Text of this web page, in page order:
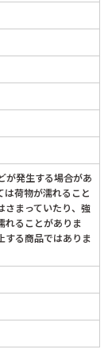
が発生する場合があ
荷物が濡れること
まっていたり、強
れることがありま
する商品ではありま